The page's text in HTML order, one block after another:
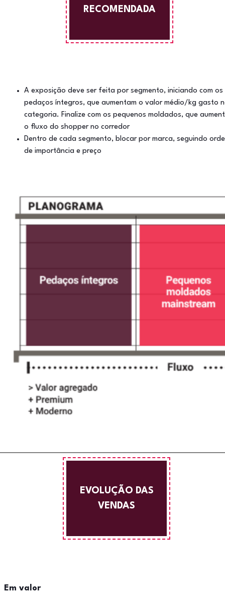
RECOMENDADA
A exposição deve ser feita por segmento, iniciando com os
pedaços íntegros, que aumentam o valor médio/kg gasto
categoria. Finalize com os pequenos moldados, que
o fluxo do shopper no corredor
Dentro de cada segmento, blocar por marca, seguindo
de importância e preço
EVOLUÇÃO DAS
VENDAS
Em valor